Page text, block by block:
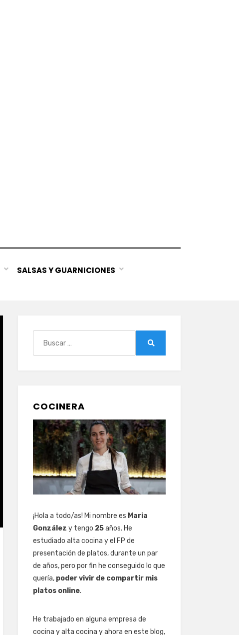
SALSAS Y GUARNICIONES
COCINERA
¡Hola a todo/as! Mi nombre es Maria
González y tengo 25años. He
estudiado alta cocina y el FP de
presentación de platos, durante un par
de años, pero por fin he conseguido lo que
quería, poder vivir de compartir mis
platos online.
He trabajado en alguna empresa de
cocina y alta cocina y ahora en este blog,